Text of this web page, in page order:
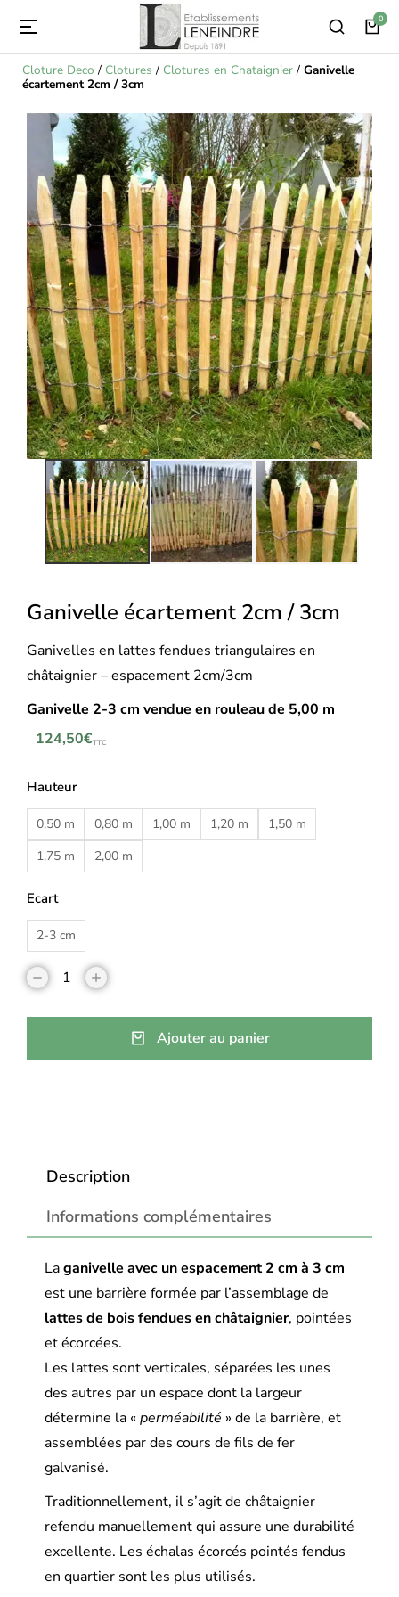
Cloture Deco / Clotures / Clotures en Chataignier/ Ganivelle
écartement 2cm / 3cm
Ganivelle écartement 2cm / 3cm
Ganivelles en lattes fendues triangulaires en
châtaignier – espacement 2cm/3cm
Ganivelle 2-3 cm vendue en rouleau de 5,00 m
124,50€TTC
Hauteur
0,50 m 0,80 m 1,00 m 1,20 m
1,50 m
1,75 m
2,00 m
Ecart
2-3 cm
Ajouter au panier
Description
Informations complémentaires
Laganivelle avec un espacement 2 cm à 3 cm
est une barrière formée par l’assemblage de
lattes de bois fendues en châtaignier, pointées
et écorcées.
Les lattes sont verticales, séparées les unes
des autres par un espace dont la largeur
détermine la «perméabilité » de la barrière, et
assemblées par des cours de fils de fer
galvanisé.
Traditionnellement, il s’agit de châtaignier
refendu manuellement qui assure une durabilité
excellente. Les échalas écorcés pointés fendus
en quartier sont les plus utilisés.